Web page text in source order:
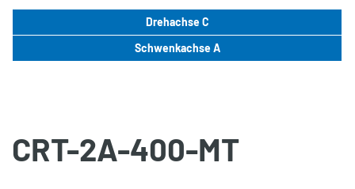
Drehachse C
Schwenkachse A
CRT-2A-400-MT